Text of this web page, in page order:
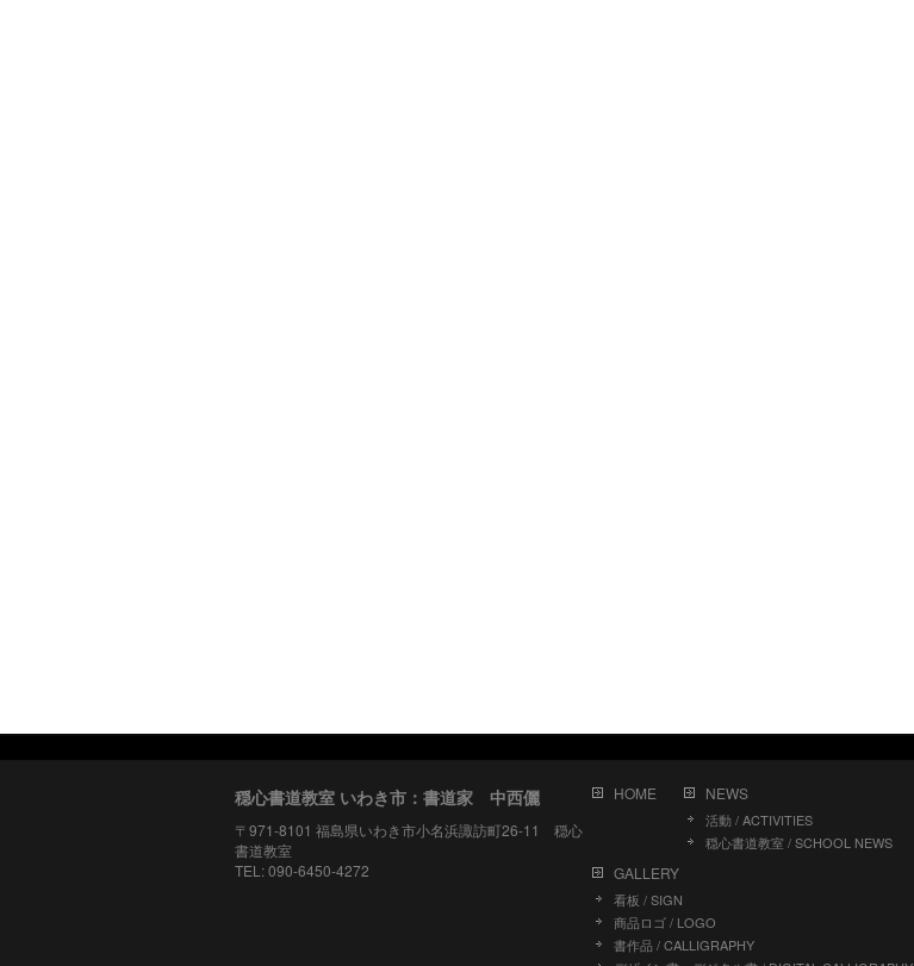
穏心書道教室 いわき市：書道家 中西儷
〒971-8101 福島県いわき市小名浜諏訪町26-11 穏心
書道教室
TEL: 090-6450-4272
HOME NEWS
活動 / ACTIVITIES
穏心書道教室 / SCHOOL NEWS
GALLERY
看板 / SIGN
商品ロゴ / LOGO
書作品 / CALLIGRAPHY